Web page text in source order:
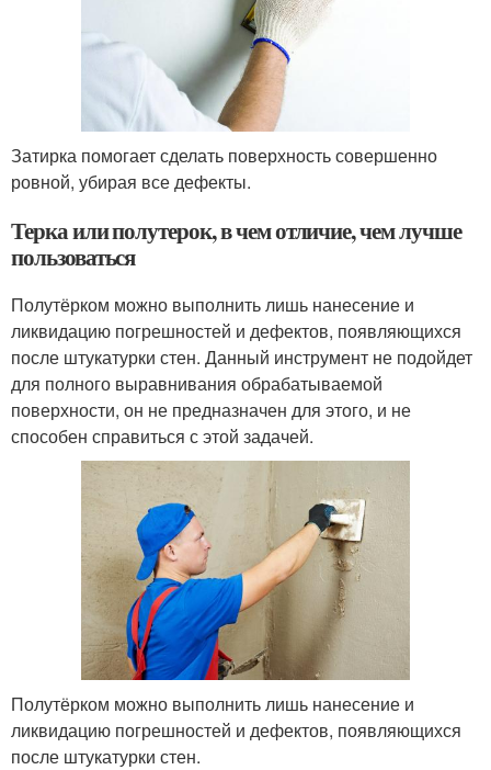
Затирка помогает сделать поверхность совершенно
ровной, убирая все дефекты.
Терка или полутерок, в чем отличие, чем лучше
пользоваться
Полутёрком можно выполнить лишь нанесение и
ликвидацию погрешностей и дефектов, появляющихся
после штукатурки стен. Данный инструмент не подойдет
для полного выравнивания обрабатываемой
поверхности, он не предназначен для этого, и не
способен справиться с этой задачей.
Полутёрком можно выполнить лишь нанесение и
ликвидацию погрешностей и дефектов, появляющихся
после штукатурки стен.